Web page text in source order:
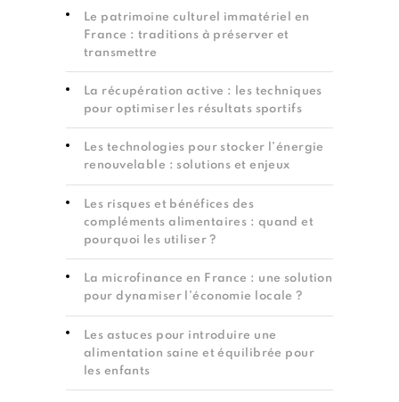
Le patrimoine culturel immatériel en
France : traditions à préserver et
transmettre
La récupération active : les techniques
pour optimiser les résultats sportifs
Les technologies pour stocker l’énergie
renouvelable : solutions et enjeux
Les risques et bénéfices des
compléments alimentaires : quand et
pourquoi les utiliser ?
La microfinance en France : une solution
pour dynamiser l’économie locale ?
Les astuces pour introduire une
alimentation saine et équilibrée pour
les enfants